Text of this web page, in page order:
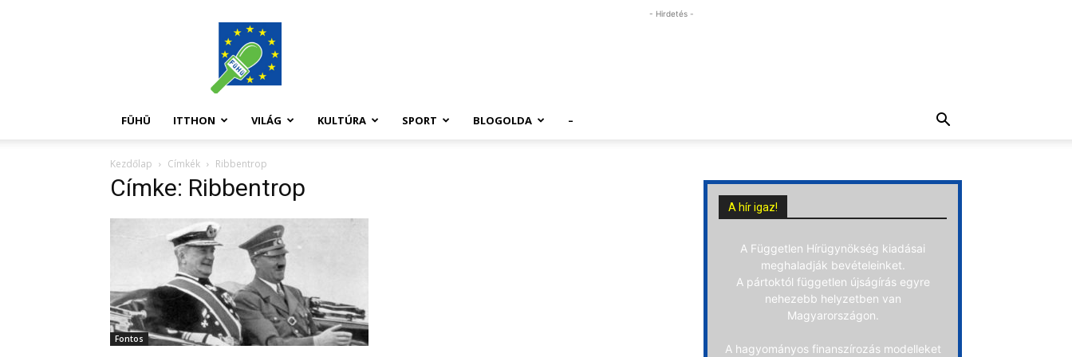
FüHü
- Hirdetés -
FÜHÜ ITTHON VILÁG KULTÚRA SPORT BLOGOLDA –
Kezdőlap Címkék Ribbentrop
Címke: Ribbentrop
Fontos
A hír igaz!
A Független Hírügynökség kiadásai
meghaladják bevételeinket.
A pártoktól független újságírás egyre
nehezebb helyzetben van
Magyarországon.
A hagyományos finanszírozás modelleket